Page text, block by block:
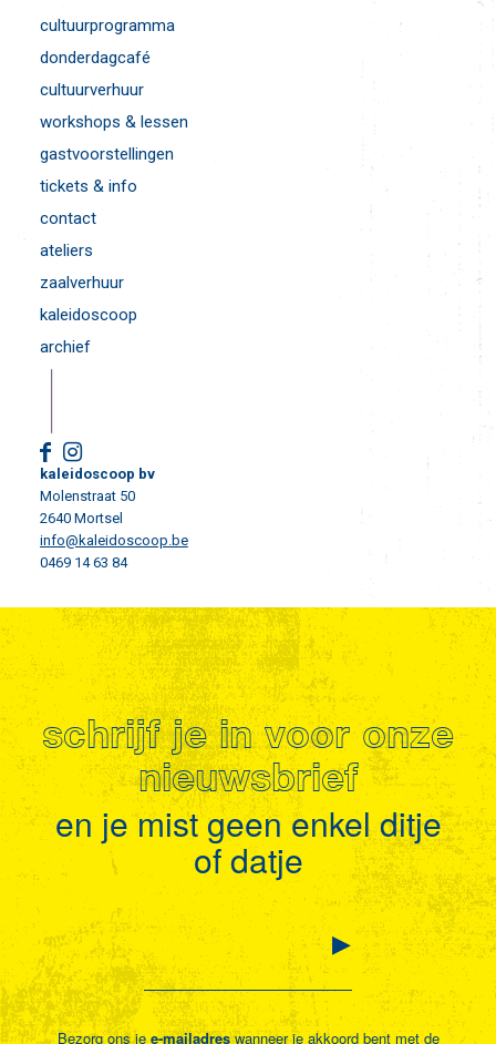
cultuurprogramma
donderdagcafé
cultuurverhuur
workshops & lessen
gastvoorstellingen
tickets & info
contact
ateliers
zaalverhuur
kaleidoscoop
archief
kaleidoscoop bv
Molenstraat 50
2640 Mortsel
info@kaleidoscoop.be
0469 14 63 84
schrijf je in voor onze
nieuwsbrief
en je mist geen enkel ditje
of datje
Bezorg ons je e-mailadreswanneer je akkoord bent met de